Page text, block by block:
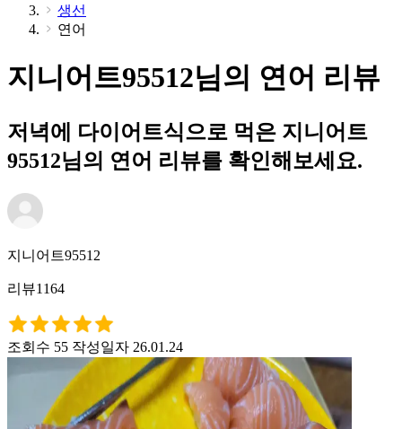
생선
연어
지니어트95512님의 연어 리뷰
저녁에 다이어트식으로 먹은 지니어트
95512님의 연어 리뷰를 확인해보세요.
지니어트95512
리뷰1164
조회수 55 작성일자 26.01.24